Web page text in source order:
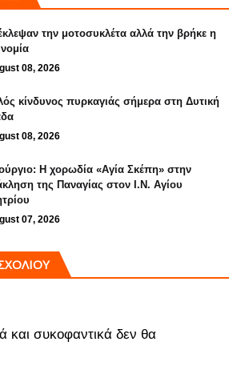
την μοτοσυκλέτα αλλά την βρήκε η
08, 2026
κίνδυνος πυρκαγιάς σήμερα στη Δυτική
08, 2026
Η χορωδία «Αγία Σκέπη» στην
της Παναγίας στον Ι.Ν. Αγίου
07, 2026
και συκοφαντικά δεν θα